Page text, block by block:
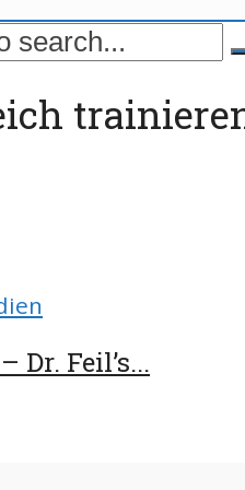
Dr. Feil’s...